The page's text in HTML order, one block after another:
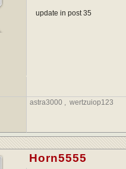
update in post 35
astra3000 , wertzuiop123
Horn5555